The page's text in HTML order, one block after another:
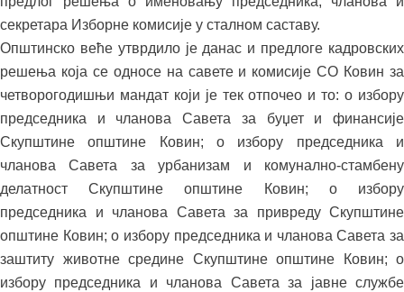
секретара Изборне комисије у сталном саставу.
Општинско веће утврдило је данас и предлоге кадровских
решења која се односе на савете и комисије СО Ковин за
четворогодишњи мандат који је тек отпочео и то: о избору
председника и чланова Савета за буџет и финансије
Скупштине општине Ковин; о избору председника и
чланова Савета за урбанизам и комунално-стамбену
делатност Скупштине општине Ковин; о избору
председника и чланова Савета за привреду Скупштине
општине Ковин; о избору председника и чланова Савета за
заштиту животне средине Скупштине општине Ковин; о
избору председника и чланова Савета за јавне службе